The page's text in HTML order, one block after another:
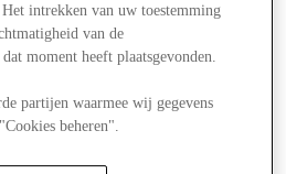
intrekken van uw toestemming
van de
moment heeft plaatsgevonden.
partijen waarmee wij gegevens
beheren".